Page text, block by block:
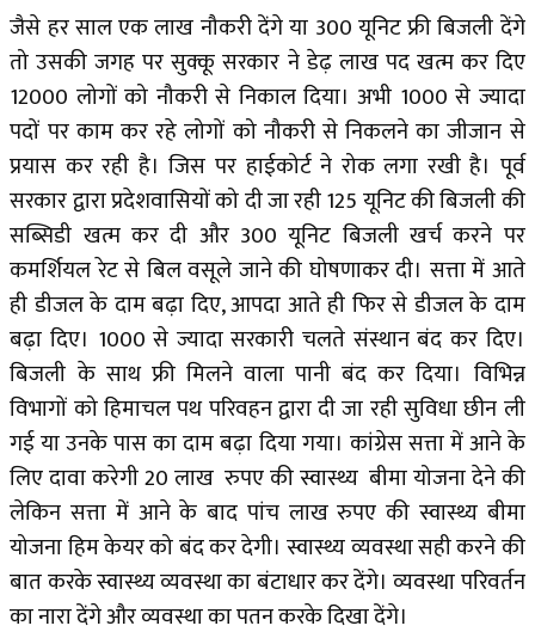
जैसे हर साल एक लाख नौकरी देंगे या 300 यूनिट फ्री बिजली देंगे
तो उसकी जगह पर सुक्कू सरकार ने डेढ़ लाख पद खत्म कर दिए
12000 लोगों को नौकरी से निकाल दिया। अभी 1000 से ज्यादा
पदों पर काम कर रहे लोगों को नौकरी से निकलने का जीजान से
प्रयास कर रही है। जिस पर हाईकोर्ट ने रोक लगा रखी है। पूर्व
सरकार द्वारा प्रदेशवासियों को दी जा रही 125 यूनिट की बिजली की
सब्सिडी खत्म कर दी और 300 यूनिट बिजली खर्च करने पर
कमर्शियल रेट से बिल वसूले जाने की घोषणाकर दी। सत्ता में आते
ही डीजल के दाम बढ़ा दिए, आपदा आते ही फिर से डीजल के दाम
बढ़ा दिए। 1000 से ज्यादा सरकारी चलते संस्थान बंद कर दिए।
बिजली के साथ फ्री मिलने वाला पानी बंद कर दिया। विभिन्न
विभागों को हिमाचल पथ परिवहन द्वारा दी जा रही सुविधा छीन ली
गई या उनके पास का दाम बढ़ा दिया गया। कांग्रेस सत्ता में आने के
लिए दावा करेगी 20 लाख रुपए की स्वास्थ्य बीमा योजना देने की
लेकिन सत्ता में आने के बाद पांच लाख रुपए की स्वास्थ्य बीमा
योजना हिम केयर को बंद कर देगी। स्वास्थ्य व्यवस्था सही करने की
बात करके स्वास्थ्य व्यवस्था का बंटाधार कर देंगे। व्यवस्था परिवर्तन
का नारा देंगे और व्यवस्था का पतन करके दिखा देंगे।